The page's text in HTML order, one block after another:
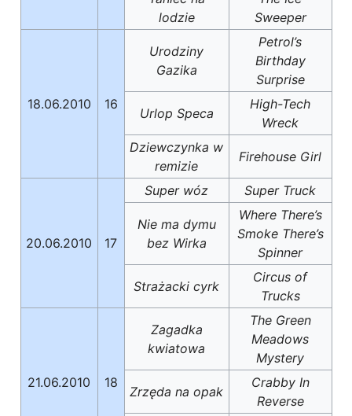
lodzie
Sweeper
18.06.2010 16
Urodziny
Gazika
Petrol’s
Birthday
Surprise
Urlop Speca
High-Tech
Wreck
Dziewczynka w
remizie
Firehouse Girl
20.06.2010 17
Super wóz Super Truck
Nie ma dymu
bez Wirka
Where There’s
Smoke There’s
Spinner
Strażacki cyrk
Circus of
Trucks
21.06.2010 18
Zagadka
kwiatowa
The Green
Meadows
Mystery
Zrzęda na opak
Crabby In
Reverse